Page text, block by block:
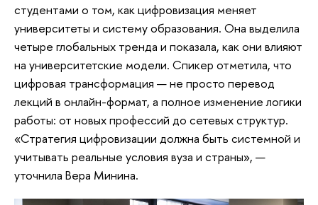
студентами о том, как цифровизация меняет
университеты и систему образования. Она выделила
четыре глобальных тренда и показала, как они влияют
на университетские модели. Спикер отметила, что
цифровая трансформация — не просто перевод
лекций в онлайн-формат, а полное изменение логики
работы: от новых профессий до сетевых структур.
«Стратегия цифровизации должна быть системной и
учитывать реальные условия вуза и страны», —
уточнила Вера Минина.